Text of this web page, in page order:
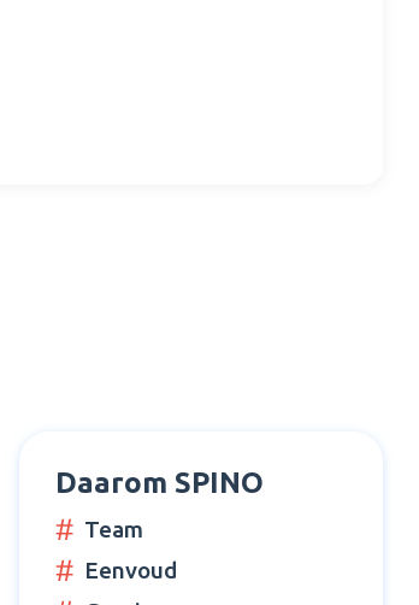
Daarom SPINO
Team
Eenvoud